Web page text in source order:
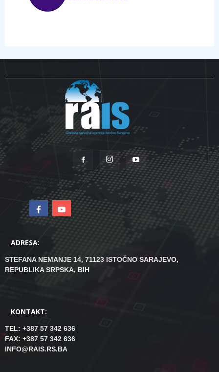
ADRESA:
STEFANA NEMANJE 14, 71123 ISTOČNO SARAJEVO,
REPUBLIKA SRPSKA, BIH
KONTAKT:
TEL: +387 57 342 636
FAX: +387 57 342 636
INFO@RAIS.RS.BA